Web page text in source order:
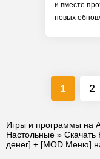
и вместе
новых
1 2
Игры и программы на
Настольные »
денег] + [MOD Меню]